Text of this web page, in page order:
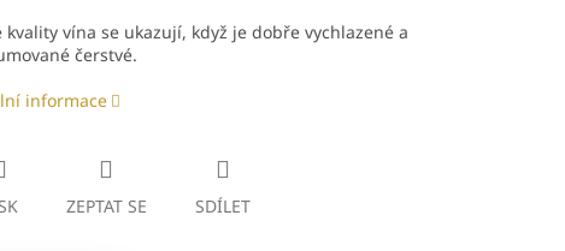
kvality vína se ukazují, když je dobře vychlazené a
čerstvé.
informace
ZEPTAT SE SDÍLET